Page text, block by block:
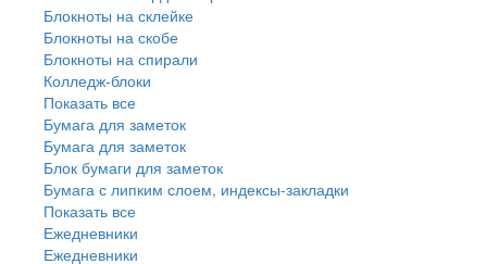
Блокноты на склейке
Блокноты на скобе
Блокноты на спирали
Колледж-блоки
Показать все
Бумага для заметок
Бумага для заметок
Блок бумаги для заметок
Бумага с липким слоем, индексы-закладки
Показать все
Ежедневники
Ежедневники